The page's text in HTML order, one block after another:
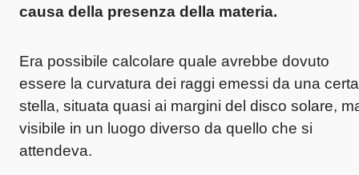
causa della presenza della materia.
Era possibile calcolare quale avrebbe dovuto
essere la curvatura dei raggi emessi da una certa
stella, situata quasi ai margini del disco solare,
visibile in un luogo diverso da quello che si
attendeva.